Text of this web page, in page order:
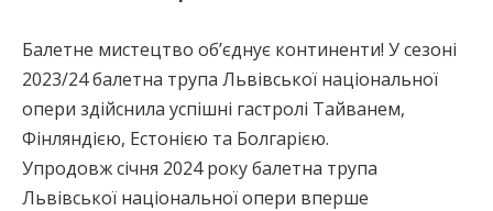
Балетне мистецтво об’єднує континенти! У сезоні
2023/24 балетна трупа Львівської національної
опери здійснила успішні гастролі Тайванем,
Фінляндією, Естонією та Болгарією.
Упродовж січня 2024 року балетна трупа
Львівської національної опери вперше